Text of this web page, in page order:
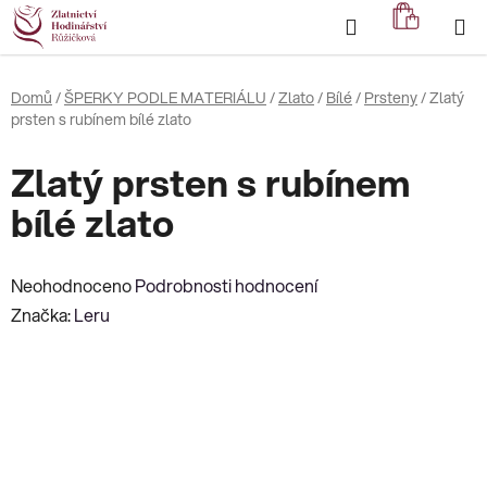
Přejít
na
obsah
Hledat
KOŠÍK
Domů /ŠPERKY PODLE MATERIÁLU /Zlato/ Bílé/ Prsteny/Zlatý
prsten s rubínem bílé zlato
Zlatý prsten s rubínem
bílé zlato
Průměrné
hodnocení
NeohodnocenoPodrobnosti hodnocení
Značka:Leru